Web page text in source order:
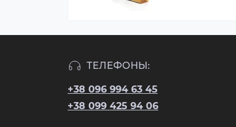
ТЕЛЕФОНЫ:
+38 096 994 63 45
+38 099 425 94 06